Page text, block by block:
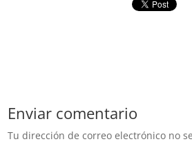
Enviar comentario
Tu dirección de correo electrónico no